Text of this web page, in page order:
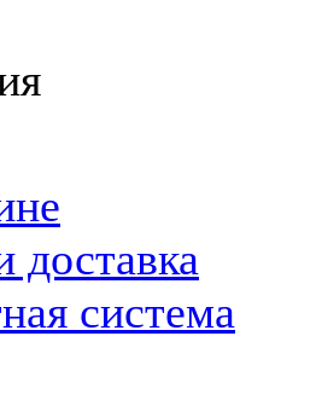
доставка
система